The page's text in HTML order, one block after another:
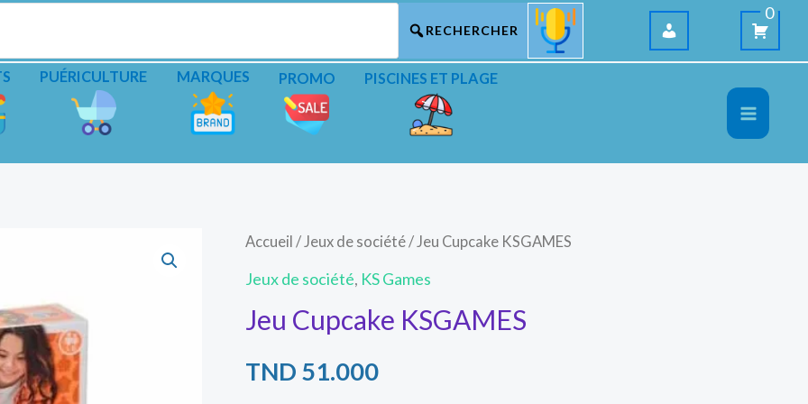
0
PUÉRICULTURE MARQUES PROMO PISCINES ET PLAGE
Accueil /Jeux de société/ Jeu Cupcake KSGAMES
Jeux de société, KS Games
Jeu Cupcake KSGAMES
TND 51.000